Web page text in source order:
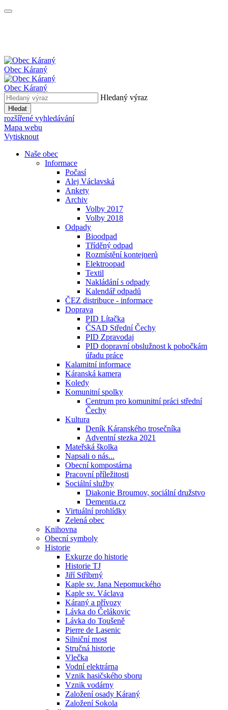
Obec Káraný
Obec Káraný
Hledaný výraz
Hledat
rozšířené vyhledávání
Mapa webu
Vytisknout
Naše obec
Informace
Počasí
Alej Václavská
Ankety
Archiv
Volby 2017
Volby 2018
Odpady
Bioodpad
Tříděný odpad
Rozmístění kontejnerů
Elektroopad
Textil
Nakládání s odpady
Kalendář odpadů
ČEZ distribuce - informace
Doprava
PID Lítačka
ČSAD Střední Čechy
PID Zpravodaj
PID dopravní obslužnost k pobočkám
úřadu práce
Kalamitní informace
Káranská kamera
Koledy
Komunitní spolky
Centrum pro komunitní práci střední
Čechy
Kultura
Deník Káranského trosečníka
Adventní stezka 2021
Mateřská školka
Napsali o nás...
Obecní kompostárna
Pracovní příležitosti
Sociální služby
Diakonie Broumov, sociální družstvo
Dementia.cz
Virtuální prohlídky
Zelená obec
Knihovna
Obecní symboly
Historie
Exkurze do historie
Historie TJ
Jiří Stříbrný
Kaple sv. Jana Nepomuckého
Kaple sv. Václava
Káraný a přívozy
Lávka do Čelákovic
Lávka do Toušeně
Pierre de Lasenic
Silniční most
Stručná historie
Vlečka
Vodní elektrárna
Vznik hasičského sboru
Vznik vodárny
Založení osady Káraný
Založení Sokola